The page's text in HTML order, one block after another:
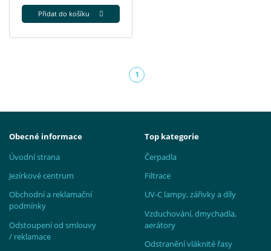
Přidat do košíku
1(aktuální)
Obecné informace
Úvodní strana
Jezírkové centrum
Obchodní a reklamační
podmínky
Odstoupení od smlouvy
/ reklamace
Top kategorie
Čerpadla
Filtrace
UV-C lampy, zářivky a díly
Vzduchování, dmychadla,
aerátory
Odstranění vláknité řasy